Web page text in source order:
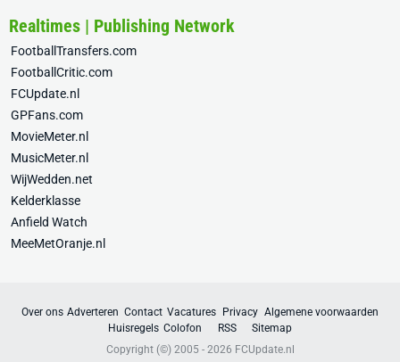
Realtimes | Publishing Network
FootballTransfers.com
FootballCritic.com
FCUpdate.nl
GPFans.com
MovieMeter.nl
MusicMeter.nl
WijWedden.net
Kelderklasse
Anfield Watch
MeeMetOranje.nl
Over ons Adverteren Contact Vacatures Privacy Algemene voorwaarden
Huisregels Colofon RSS
Sitemap
Copyright (©) 2005 - 2026 FCUpdate.nl